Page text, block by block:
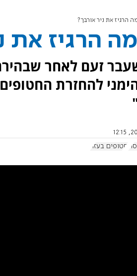
הרגיז את ניר אורבך?
הרגיז את
זעם לאחר
להחזרת
חטופים בעזה